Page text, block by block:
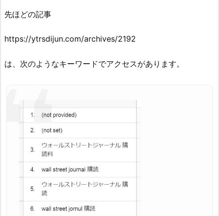
先ほどの記事
https://ytrsdijun.com/archives/2192
は、次のようなキーワードでアクセスがあります。